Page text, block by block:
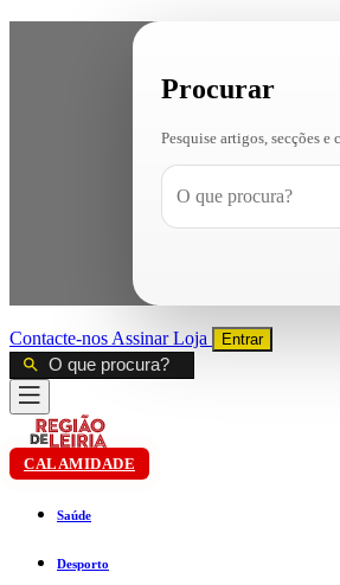
Procurar
Pesquise artigos, secções e
Contacte-nos AssinarLoja Entrar
CALAMIDADE
Saúde
Desporto